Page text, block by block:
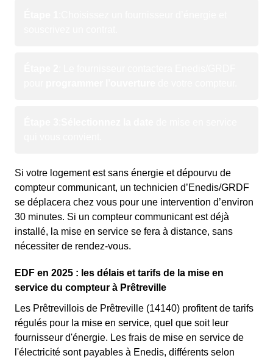
Si votre logement est sans énergie et dépourvu de
compteur communicant, un technicien d’Enedis/GRDF
se déplacera chez vous pour une intervention d’environ
30 minutes. Si un compteur communicant est déjà
installé, la mise en service se fera à distance, sans
nécessiter de rendez-vous.
EDF en 2025 : les délais et tarifs de la mise en
service du compteur à Prêtreville
Les Prêtrevillois de Prêtreville (14140) profitent de tarifs
régulés pour la mise en service, quel que soit leur
fournisseur d'énergie. Les frais de mise en service de
l'électricité sont payables à Enedis, différents selon